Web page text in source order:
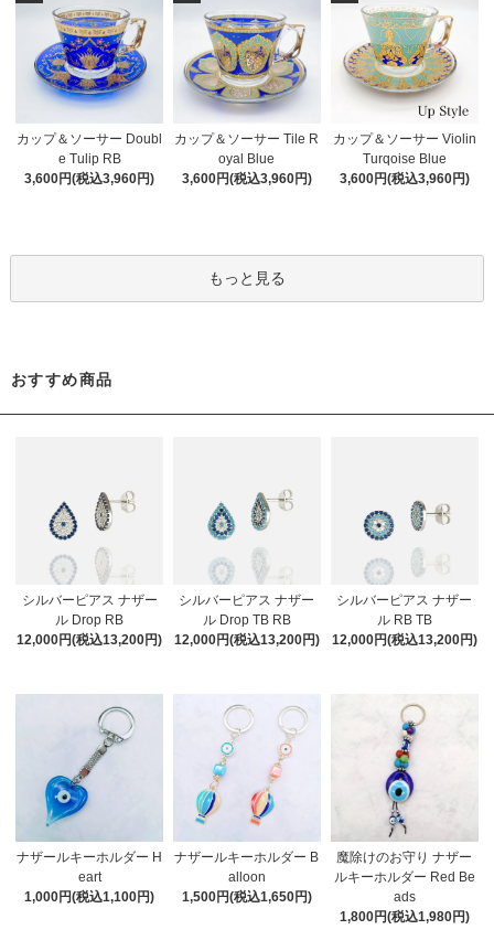
カップ＆ソーサー Doubl
e Tulip RB
3,600円(税込3,960円)
カップ＆ソーサー Tile R
oyal Blue
3,600円(税込3,960円)
カップ＆ソーサー Violin
Turqoise Blue
3,600円(税込3,960円)
もっと見る
おすすめ商品
シルバーピアス ナザー
ル Drop RB
12,000円(税込13,200円)
シルバーピアス ナザー
ル Drop TB RB
12,000円(税込13,200円)
シルバーピアス ナザー
ル RB TB
12,000円(税込13,200円)
ナザールキーホルダー H
eart
1,000円(税込1,100円)
ナザールキーホルダー B
alloon
1,500円(税込1,650円)
魔除けのお守り ナザー
ルキーホルダー Red Be
ads
1,800円(税込1,980円)